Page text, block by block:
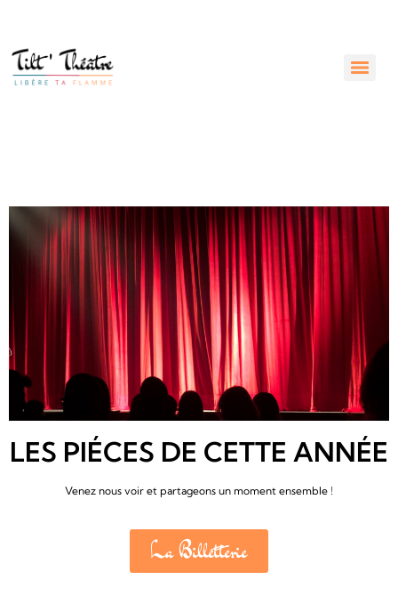
LES PIÉCES DE CETTE ANNÉE
Venez nous voir et partageons un moment ensemble !
La Billetterie